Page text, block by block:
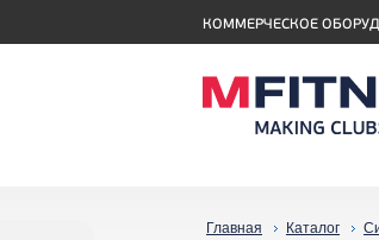
КОММЕРЧЕСКОЕ
Главная Каталог